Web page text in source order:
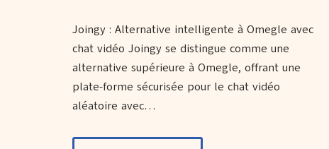
Joingy : Alternative intelligente à Omegle avec
chat vidéo Joingy se distingue comme une
alternative supérieure à Omegle, offrant une
plate-forme sécurisée pour le chat vidéo
aléatoire avec…